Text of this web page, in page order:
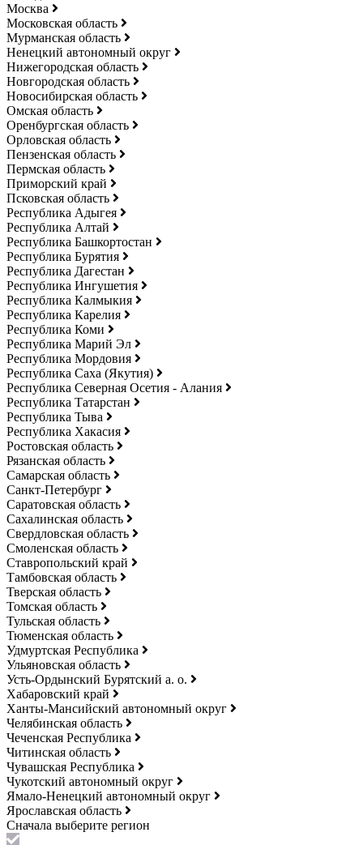
Москва
Московская область
Мурманская область
Ненецкий автономный округ
Нижегородская область
Новгородская область
Новосибирская область
Омская область
Оренбургская область
Орловская область
Пензенская область
Пермская область
Приморский край
Псковская область
Республика Адыгея
Республика Алтай
Республика Башкортостан
Республика Бурятия
Республика Дагестан
Республика Ингушетия
Республика Калмыкия
Республика Карелия
Республика Коми
Республика Марий Эл
Республика Мордовия
Республика Саха (Якутия)
Республика Северная Осетия - Алания
Республика Татарстан
Республика Тыва
Республика Хакасия
Ростовская область
Рязанская область
Самарская область
Санкт-Петербург
Саратовская область
Сахалинская область
Свердловская область
Смоленская область
Ставропольский край
Тамбовская область
Тверская область
Томская область
Тульская область
Тюменская область
Удмуртская Республика
Ульяновская область
Усть-Ордынский Бурятский а. о.
Хабаровский край
Ханты-Мансийский автономный округ
Челябинская область
Чеченская Республика
Читинская область
Чувашская Республика
Чукотский автономный округ
Ямало-Ненецкий автономный округ
Ярославская область